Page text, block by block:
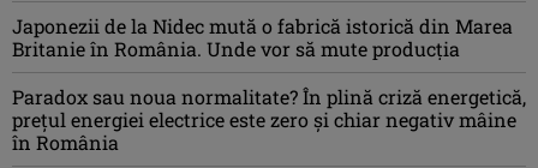
Japonezii de la Nidec mută o fabrică istorică din Marea
Britanie în România. Unde vor să mute producția
Paradox sau noua normalitate? În plină criză energetică,
prețul energiei electrice este zero și chiar negativ mâine
în România